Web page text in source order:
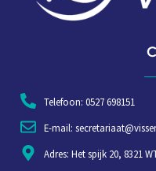
Telefoon: 0527 698151
E-mail:
Adres: Het spijk 20, 8321